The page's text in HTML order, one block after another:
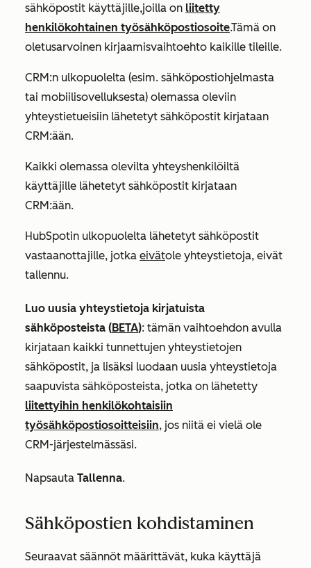
sähköpostit käyttäjille,joilla on liitetty
henkilökohtainen työsähköpostiosoite.Tämä on
oletusarvoinen kirjaamisvaihtoehto kaikille tileille.
CRM:n ulkopuolelta (esim. sähköpostiohjelmasta
tai mobiilisovelluksesta) olemassa oleviin
yhteystietueisiin lähetetyt sähköpostit kirjataan
CRM:ään.
Kaikki olemassa olevilta yhteyshenkilöiltä
käyttäjille lähetetyt sähköpostit kirjataan
CRM:ään.
HubSpotin ulkopuolelta lähetetyt sähköpostit
vastaanottajille, jotka eivätole yhteystietoja, eivät
tallennu.
Luo uusia yhteystietoja kirjatuista
sähköposteista (BETA): tämän vaihtoehdon avulla
kirjataan kaikki tunnettujen yhteystietojen
sähköpostit, ja lisäksi luodaan uusia yhteystietoja
saapuvista sähköposteista, jotka on lähetetty
liitettyihin henkilökohtaisiin
työsähköpostiosoitteisiin, jos niitä ei vielä ole
CRM-järjestelmässäsi.
Napsauta Tallenna.
Sähköpostien kohdistaminen
Seuraavat säännöt määrittävät, kuka käyttäjä